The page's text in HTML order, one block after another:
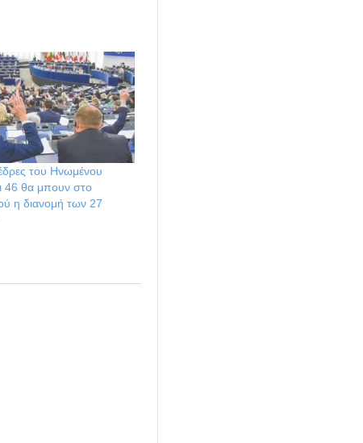
του Ηνωμένου
46 θα μπουν στο
η διανομή των 27